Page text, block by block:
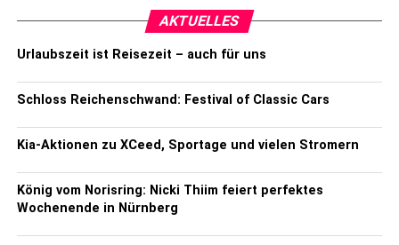
AKTUELLES
Urlaubszeit ist Reisezeit – auch für uns
Schloss Reichenschwand: Festival of Classic Cars
Kia-Aktionen zu XCeed, Sportage und vielen Stromern
König vom Norisring: Nicki Thiim feiert perfektes
Wochenende in Nürnberg